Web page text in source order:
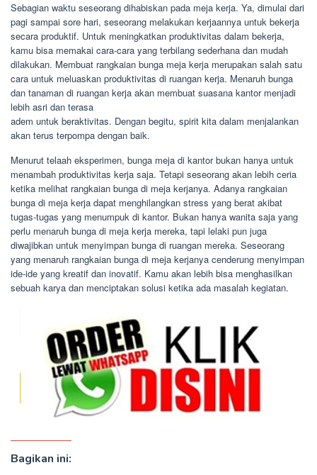
Sebagian waktu seseorang dihabiskan pada meja kerja. Ya, dimulai dari
pagi sampai sore hari, seseorang melakukan kerjaannya untuk bekerja
secara produktif. Untuk meningkatkan produktivitas dalam bekerja,
kamu bisa memakai cara-cara yang terbilang sederhana dan mudah
dilakukan. Membuat rangkaian bunga meja kerja merupakan salah satu
cara untuk meluaskan produktivitas di ruangan kerja. Menaruh bunga
dan tanaman di ruangan kerja akan membuat suasana kantor menjadi
lebih asri dan terasa
adem untuk beraktivitas. Dengan begitu, spirit kita dalam menjalankan
akan terus terpompa dengan baik.
Menurut telaah eksperimen, bunga meja di kantor bukan hanya untuk
menambah produktivitas kerja saja. Tetapi seseorang akan lebih ceria
ketika melihat rangkaian bunga di meja kerjanya. Adanya rangkaian
bunga di meja kerja dapat menghilangkan stress yang berat akibat
tugas-tugas yang menumpuk di kantor. Bukan hanya wanita saja yang
perlu menaruh bunga di meja kerja mereka, tapi lelaki pun juga
diwajibkan untuk menyimpan bunga di ruangan mereka. Seseorang
yang menaruh rangkaian bunga di meja kerjanya cenderung menyimpan
ide-ide yang kreatif dan inovatif. Kamu akan lebih bisa menghasilkan
sebuah karya dan menciptakan solusi ketika ada masalah kegiatan.
Bagikan ini: